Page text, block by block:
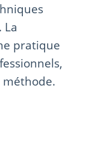
pratique